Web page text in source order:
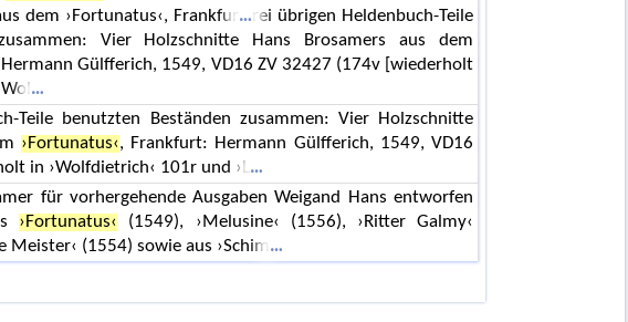
dem ›Fortunatus‹, Frankfur
rei übrigen Heldenbuch-Teile
Vier Holzschnitte Hans Brosamers aus dem
Gülfferich, 1549, VD16 ZV 32427 (174v [wiederholt
Teile benutzten Beständen zusammen: Vier Holzschnitte
›Fortunatus‹, Frankfurt: Hermann Gülfferich, 1549, VD16
in ›Wolfdietrich‹ 101r und ›L
für vorhergehende Ausgaben Weigand Hans entworfen
›Fortunatus‹
(1549), ›Melusine‹ (1556), ›Ritter Galmy‹
Meister‹ (1554) sowie aus ›Schim